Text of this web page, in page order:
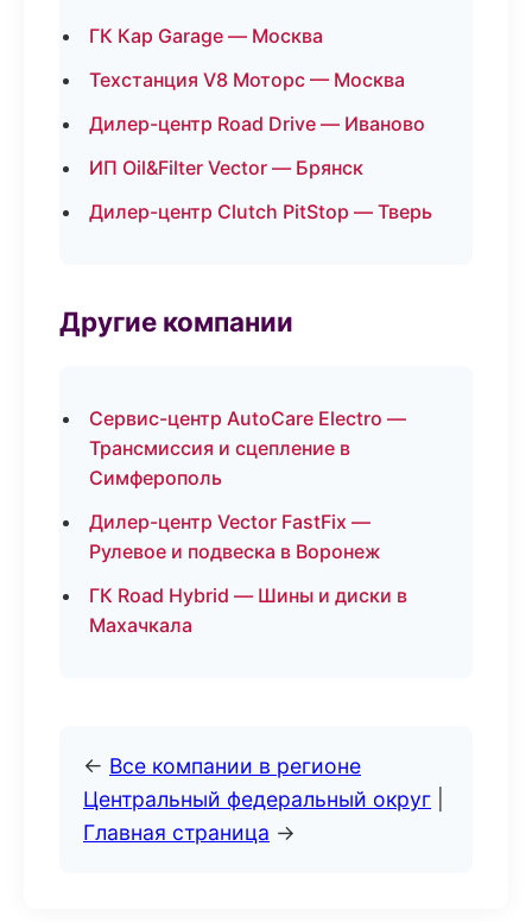
ГК Кар Garage — Москва
Техстанция V8 Моторс — Москва
Дилер-центр Road Drive — Иваново
ИП Oil&Filter Vector — Брянск
Дилер-центр Clutch PitStop — Тверь
Другие компании
Сервис-центр AutoCare Electro —
Трансмиссия и сцепление в
Симферополь
Дилер-центр Vector FastFix —
Рулевое и подвеска в Воронеж
ГК Road Hybrid — Шины и диски в
Махачкала
← Все компании в регионе
Центральный федеральный округ
Главная страница →